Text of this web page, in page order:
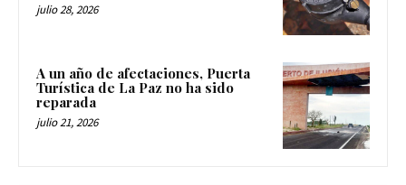
julio 28, 2026
A un año de afectaciones, Puerta
Turística de La Paz no ha sido
reparada
julio 21, 2026